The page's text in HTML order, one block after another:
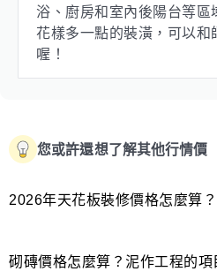
浴、廚房和室內後陽台等區
花樣多一點的裝潢，可以和
喔！
您或許還想了解其他行情價
2026年天花板裝修價格怎麼算
砌磚價格怎麼算？泥作工程的項